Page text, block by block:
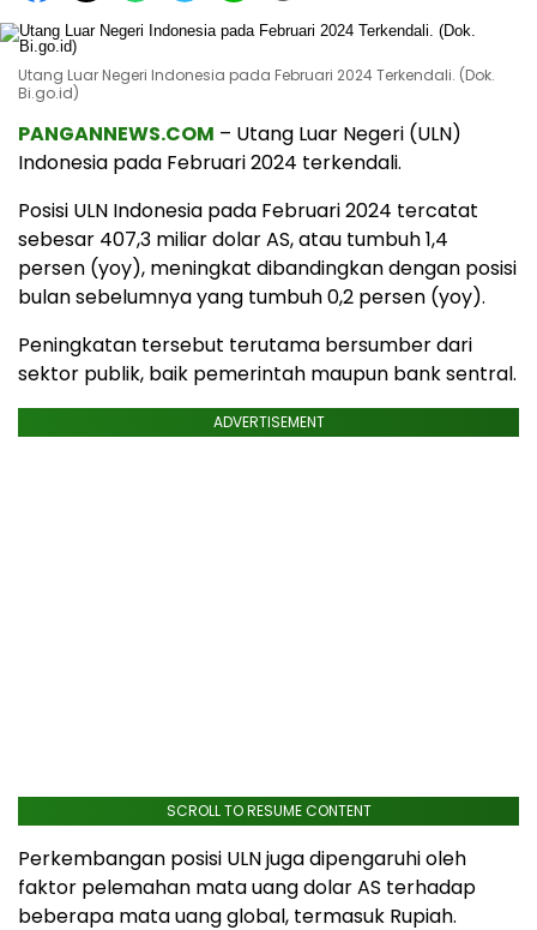
Utang Luar Negeri Indonesia pada Februari 2024 Terkendali. (Dok.
Bi.go.id)
PANGANNEWS.COM – Utang Luar Negeri (ULN)
Indonesia pada Februari 2024 terkendali.
Posisi ULN Indonesia pada Februari 2024 tercatat
sebesar 407,3 miliar dolar AS, atau tumbuh 1,4
persen (yoy), meningkat dibandingkan dengan posisi
bulan sebelumnya yang tumbuh 0,2 persen (yoy).
Peningkatan tersebut terutama bersumber dari
sektor publik, baik pemerintah maupun bank sentral.
ADVERTISEMENT
SCROLL TO RESUME CONTENT
Perkembangan posisi ULN juga dipengaruhi oleh
faktor pelemahan mata uang dolar AS terhadap
beberapa mata uang global, termasuk Rupiah.